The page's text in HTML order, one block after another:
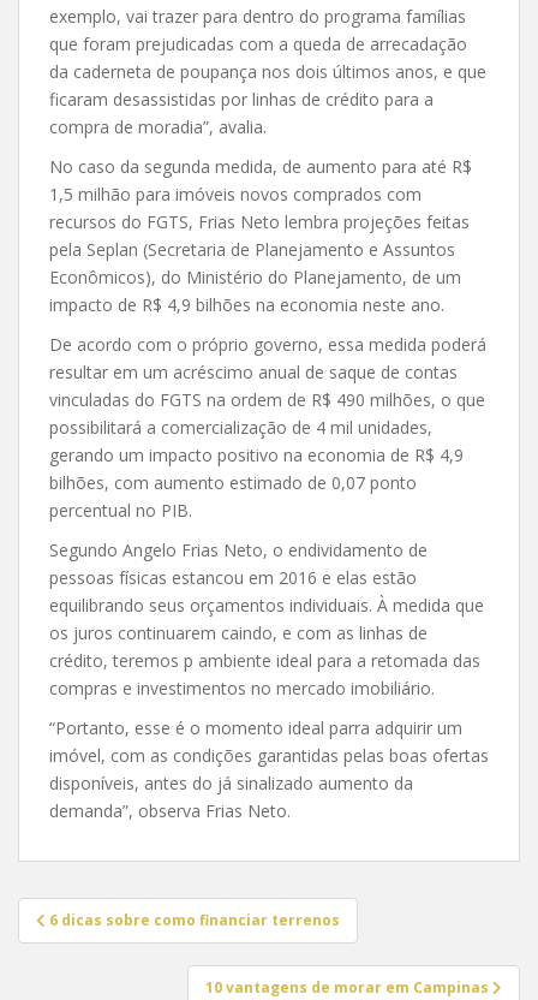
exemplo, vai trazer para dentro do programa famílias
que foram prejudicadas com a queda de arrecadação
da caderneta de poupança nos dois últimos anos, e que
ficaram desassistidas por linhas de crédito para a
compra de moradia”, avalia.
No caso da segunda medida, de aumento para até R$
1,5 milhão para imóveis novos comprados com
recursos do FGTS, Frias Neto lembra projeções feitas
pela Seplan (Secretaria de Planejamento e Assuntos
Econômicos), do Ministério do Planejamento, de um
impacto de R$ 4,9 bilhões na economia neste ano.
De acordo com o próprio governo, essa medida poderá
resultar em um acréscimo anual de saque de contas
vinculadas do FGTS na ordem de R$ 490 milhões, o que
possibilitará a comercialização de 4 mil unidades,
gerando um impacto positivo na economia de R$ 4,9
bilhões, com aumento estimado de 0,07 ponto
percentual no PIB.
Segundo Angelo Frias Neto, o endividamento de
pessoas físicas estancou em 2016 e elas estão
equilibrando seus orçamentos individuais. À medida que
os juros continuarem caindo, e com as linhas de
crédito, teremos p ambiente ideal para a retomada das
compras e investimentos no mercado imobiliário.
“Portanto, esse é o momento ideal parra adquirir um
imóvel, com as condições garantidas pelas boas ofertas
disponíveis, antes do já sinalizado aumento da
demanda”, observa Frias Neto.
Navegação
de
6 dicas sobre como financiar terrenos
10 vantagens de morar em Campinas